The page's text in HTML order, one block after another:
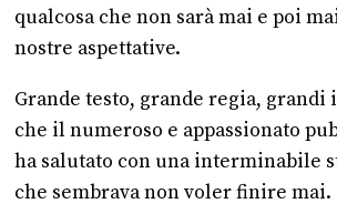
qualcosa che non sarà mai e poi
nostre aspettative.
Grande testo, grande regia,
che il numeroso e appassionato
ha salutato con una interminabile
che sembrava non voler finire mai.